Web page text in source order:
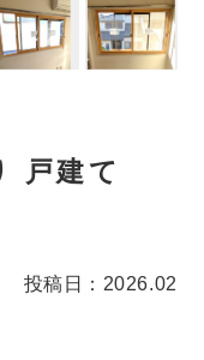
戸建て
投稿日：2026.02